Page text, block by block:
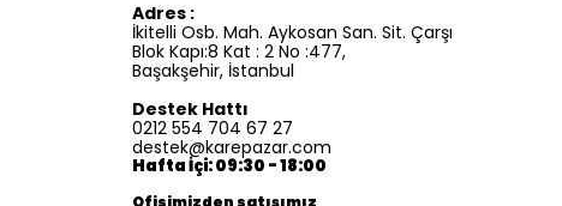
Adres :
İkitelli Osb. Mah. Aykosan San. Sit. Çarşı
Blok Kapı:8 Kat : 2 No :477,
Başakşehir, İstanbul
Destek Hattı
0212 554 704 67 27
destek@karepazar.com
Hafta İçi: 09:30 - 18:00
Ofisimizden satışımız